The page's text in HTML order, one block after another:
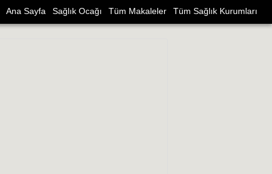
Ana Sayfa Sağlık Ocağı Tüm Makaleler Tüm Sağlık Kurumları